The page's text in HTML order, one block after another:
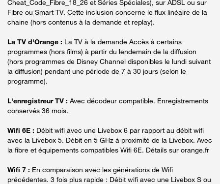
Cheat_Code_Fibre_18_26 et Séries Spéciales), sur ADSL ou sur
Fibre ou Smart TV. Cette inclusion concerne le flux linéaire de la
chaine (hors contenus à la demande et replay).
La TV d'Orange : La TV à la demande Accès à certains
programmes (hors films) à partir du lendemain de la diffusion
(hors programmes de Disney Channel disponibles le lundi suivant
la diffusion) pendant une période de 7 à 30 jours (selon le
programme).
L'enregistreur TV : Avec décodeur compatible. Enregistrements
conservés 36 mois.
Wifi 6E : Débit wifi avec une Livebox 6 par rapport au débit wifi
avec la Livebox 5. Débit en 5 GHz à proximité de la Livebox. Avec
la fibre et équipements compatibles Wifi 6E. Détails sur orange.fr
Wifi 7 : En comparaison avec les générations de Wifi
précédentes. 3 fois plus rapide : Débit wifi avec une Livebox S ou